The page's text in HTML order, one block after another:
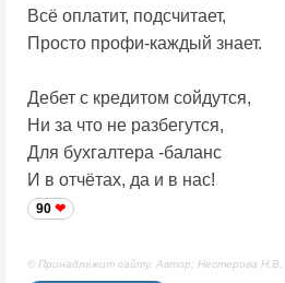
Всё оплатит, подсчитает,
Просто профи-каждый знает.
Дебет с кредитом сойдутся,
Ни за что не разбегутся,
Для бухгалтера -баланс
И в отчётах, да и в нас!
90
© Принадлежит сайту. Автор: Нестерова Н.В.